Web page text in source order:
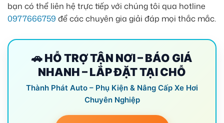
bạn có thể liên hệ trực tiếp với chúng tôi qua hotline
0977666759 để các chuyên gia giải đáp mọi thắc mắc.
🚗 HỖ TRỢ TẬN NƠI – BÁO GIÁ
NHANH – LẮP ĐẶT TẠI CHỖ
Thành Phát Auto – Phụ Kiện & Nâng Cấp Xe Hơi
Chuyên Nghiệp